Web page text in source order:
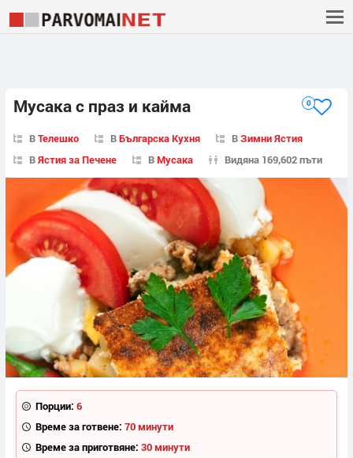
Мусака с праз и кайма 0
ВТелешко ВБългарска Кухня ВЗимни Ястия
ВЯстия за Печене ВМусака Видяна 169,602 пъти
Порции: 6
Време за готвене: 70 минути
Време за приготвяне: 30 минути